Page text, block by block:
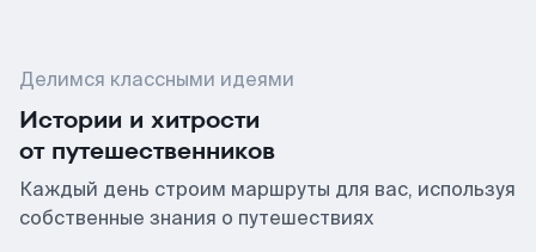
Делимся классными идеями
Истории и хитрости
от путешественников
Каждый день строим маршруты для вас, используя
собственные знания о путешествиях